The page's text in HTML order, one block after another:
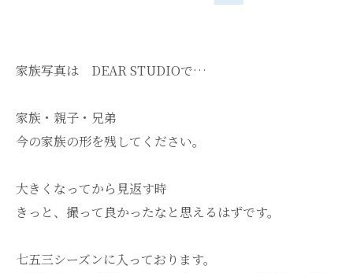
家族写真は DEAR STUDIOで…
家族・親子・兄弟
今の家族の形を残してください。
大きくなってから見返す時
きっと、撮って良かったなと思えるはずです。
七五三シーズンに入っております。